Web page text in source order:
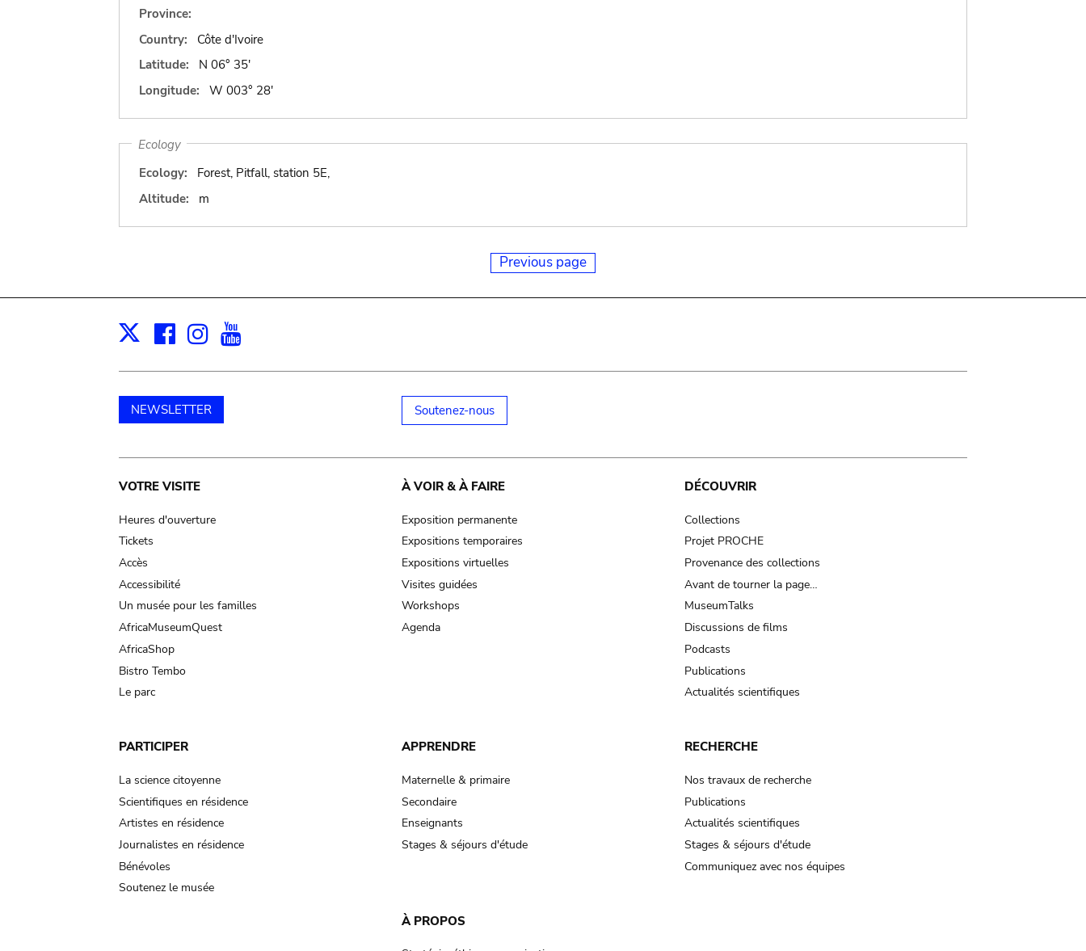
Province:
Country:
Côte d'Ivoire
Latitude:
N 06° 35'
Longitude:
W 003° 28'
Ecology
Ecology:
Forest, Pitfall, station 5E,
Altitude:
m
Previous page
X Facebook
Instagram
NEWSLETTER Soutenez-nous
Main
navigation
VOTRE VISITE
Heures d'ouverture
Tickets
Accès
Accessibilité
Un musée pour les familles
AfricaMuseumQuest
AfricaShop
Bistro Tembo
Le parc
À VOIR & À FAIRE
Exposition permanente
Expositions temporaires
Expositions virtuelles
Visites guidées
Workshops
Agenda
DÉCOUVRIR
Collections
Projet PROCHE
Provenance des collections
Avant de tourner la page…
MuseumTalks
Discussions de films
Podcasts
Publications
Actualités scientifiques
PARTICIPER
La science citoyenne
Scientifiques en résidence
Artistes en résidence
Journalistes en résidence
Bénévoles
Soutenez le musée
APPRENDRE
Maternelle & primaire
Secondaire
Enseignants
Stages & séjours d'étude
RECHERCHE
Nos travaux de recherche
Publications
Actualités scientifiques
Stages & séjours d'étude
Communiquez avec nos équipes
À PROPOS